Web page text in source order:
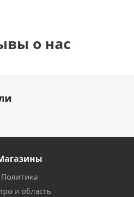
о нас
Политика
и область